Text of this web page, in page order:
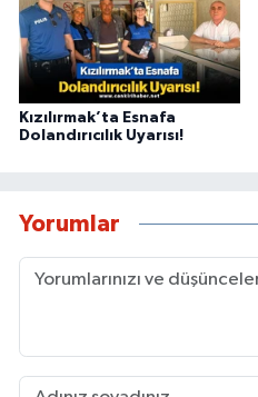
Kızılırmak’ta Esnafa
Dolandırıcılık Uyarısı!
Yorumlar